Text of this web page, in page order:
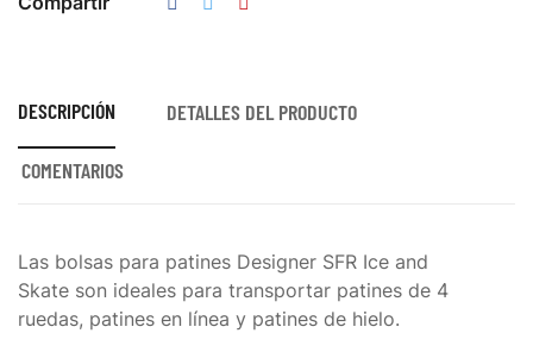
DESCRIPCIÓN DETALLES DEL PRODUCTO
COMENTARIOS
Las bolsas para patines Designer SFR Ice and
Skate son ideales para transportar patines de 4
ruedas, patines en línea y patines de hielo.